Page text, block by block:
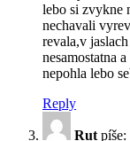
lebo si zvykne
nechavali
revala,v
nesamostatna
nepohla lebo
Reply
Rut píše: